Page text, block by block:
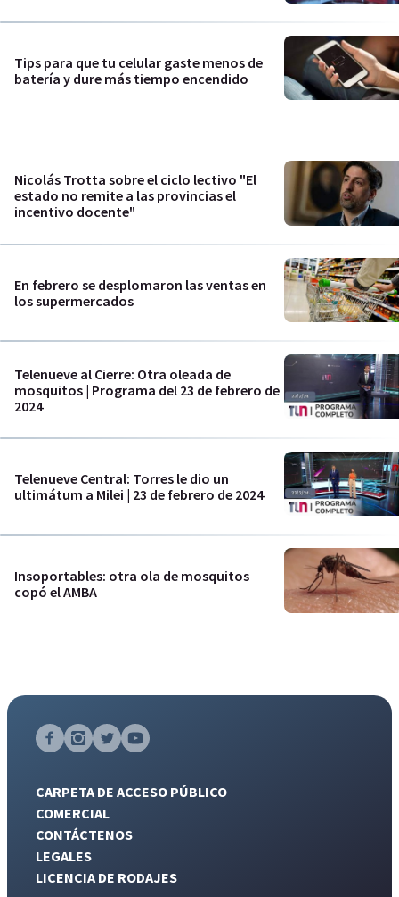
Tips para que tu celular gaste menos de
batería y dure más tiempo encendido
Nicolás Trotta sobre el ciclo lectivo "El
estado no remite a las provincias el
incentivo docente"
En febrero se desplomaron las ventas en
los supermercados
Telenueve al Cierre: Otra oleada de
mosquitos | Programa del 23 de febrero de
2024
Telenueve Central: Torres le dio un
ultimátum a Milei | 23 de febrero de 2024
Insoportables: otra ola de mosquitos
copó el AMBA
CARPETA DE ACCESO PÚBLICO
COMERCIAL
CONTÁCTENOS
LEGALES
LICENCIA DE RODAJES